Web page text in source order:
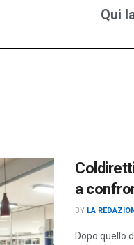
Qui
a
BY LA
Dopo quello